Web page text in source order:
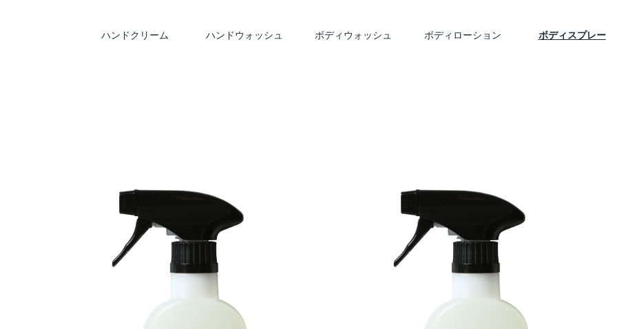
ハンドクリーム ハンドウォッシュ ボディウォッシュ ボディローション ボディスプレー